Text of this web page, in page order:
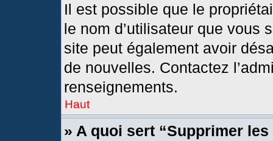
Il est possible que le
le nom d’utilisateur que vous
site peut également avoir
de nouvelles. Contactez
renseignements.
Haut
» A quoi sert “Supprimer